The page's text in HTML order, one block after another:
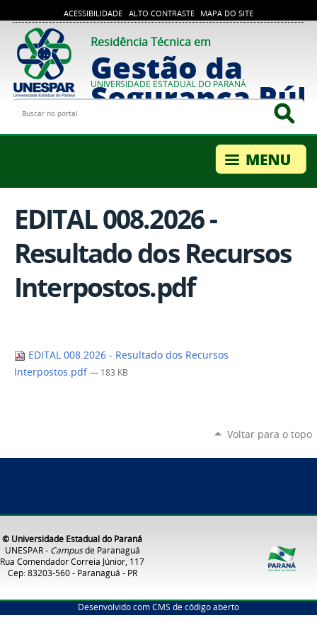
ACESSIBILIDADE ALTO CONTRASTE MAPA DO SITE
Residência Técnica em
Gestão da
Segurança
UNIVERSIDADE ESTADUAL DO PARANÁ
Buscar no portal
EDITAL 008.2026 -
Resultado dos Recursos
Interpostos.pdf
EDITAL 008.2026 - Resultado dos Recursos
Interpostos.pdf — 183 KB
Voltar para o topo
© Universidade Estadual do Paraná
UNESPAR - Campusde Paranaguá
Rua Comendador Correia Júnior, 117
Cep: 83203-560 - Paranaguá - PR
Desenvolvido com CMS de código aberto